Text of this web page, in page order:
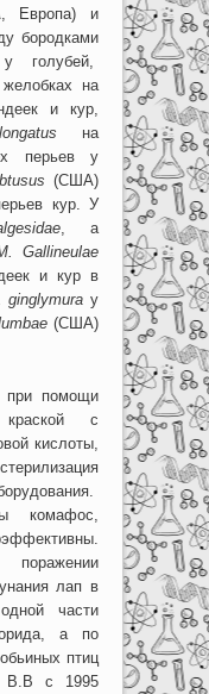
и
бородками
голубей,
на
и кур,
на
перьев у
(США)
кур. У
, а
Gallineulae
и кур в
ginglymura у
(США)
помощи
краской с
кислоты,
комафос,
лап в
части
а по
птиц
В.В с 1995